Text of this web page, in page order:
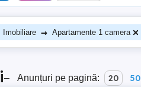
Imobiliare → Apartamente 1 camera
– Anunțuri pe pagină: 20 50